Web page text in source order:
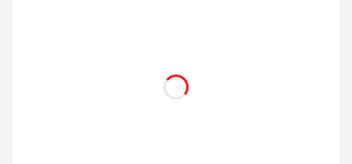
Płyn czyszcząco-konserwujący